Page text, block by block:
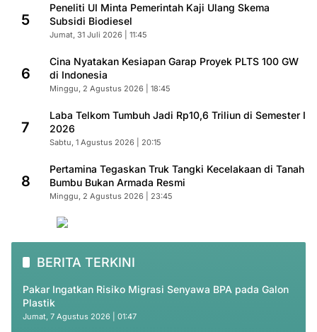
5
Peneliti UI Minta Pemerintah Kaji Ulang Skema
Subsidi Biodiesel
Jumat, 31 Juli 2026 | 11:45
6
Cina Nyatakan Kesiapan Garap Proyek PLTS 100 GW
di Indonesia
Minggu, 2 Agustus 2026 | 18:45
7
Laba Telkom Tumbuh Jadi Rp10,6 Triliun di Semester I
2026
Sabtu, 1 Agustus 2026 | 20:15
8
Pertamina Tegaskan Truk Tangki Kecelakaan di Tanah
Bumbu Bukan Armada Resmi
Minggu, 2 Agustus 2026 | 23:45
BERITA TERKINI
Pakar Ingatkan Risiko Migrasi Senyawa BPA pada Galon
Plastik
Jumat, 7 Agustus 2026 | 01:47